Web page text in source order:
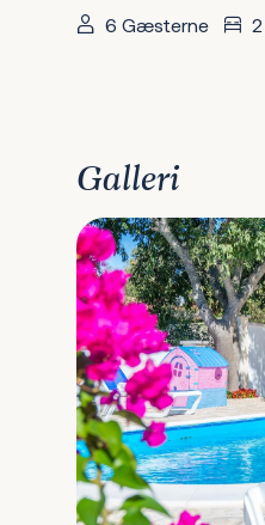
6 Gæsterne
Galleri